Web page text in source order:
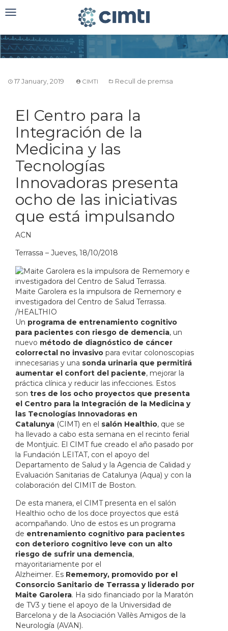
Toggle
17 January, 2019 CIMTI Recull de premsa
El Centro para la
Integración de la
Medicina y las
Tecnologías
Innovadoras presenta
ocho de las iniciativas
que está impulsando
ACN
Terrassa – Jueves, 18/10/2018
Maite Garolera es la impulsora de Rememory e
investigadora del Centro de Salud Terrassa.
/HEALTHIO
Un programa de entrenamiento cognitivo
para pacientes con riesgo de demencia, un
nuevo método de diagnóstico de cáncer
colorrectal no invasivo para evitar colonoscopias
innecesarias y una sonda urinaria que permitirá
aumentar el confort del paciente, mejorar la
práctica clínica y reducir las infecciones. Estos
son tres de los ocho proyectos que presenta
el Centro para la Integración de la Medicina y
las Tecnologías Innovadoras en
Catalunya (CIMT) en el salón Healthio, que se
ha llevado a cabo esta semana en el recinto ferial
de Montjuïc. El CIMT fue creado el año pasado por
la Fundación LEITAT, con el apoyo del
Departamento de Salud y la Agencia de Calidad y
Evaluación Sanitarias de Catalunya (Aqua) y con la
colaboración del CIMIT de Boston.
De esta manera, el CIMT presenta en el salón
Healthio ocho de los doce proyectos que está
acompañando. Uno de estos es un programa
de entrenamiento cognitivo para pacientes
con deterioro cognitivo leve con un alto
riesgo de sufrir una demencia,
mayoritariamente por el
Alzheimer. Es Rememory, promovido por el
Consorcio Sanitario de Terrassa y liderado por
Maite Garolera. Ha sido financiado por la Maratón
de TV3 y tiene el apoyo de la Universidad de
Barcelona y de la Asociación Vallès Amigos de la
Neurología (AVAN).